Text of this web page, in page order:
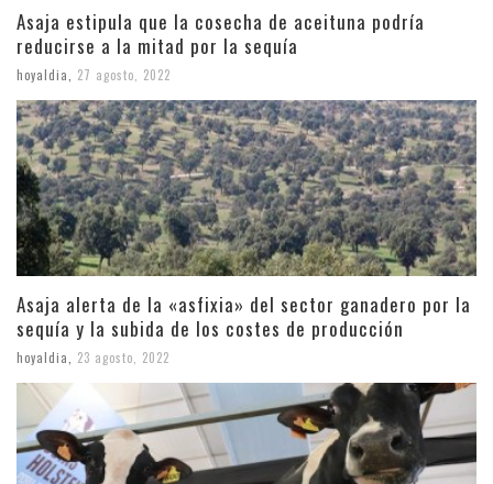
Asaja estipula que la cosecha de aceituna podría
reducirse a la mitad por la sequía
hoyaldia 27 agosto, 2022
Asaja alerta de la «asfixia» del sector ganadero por la
sequía y la subida de los costes de producción
hoyaldia 23 agosto, 2022